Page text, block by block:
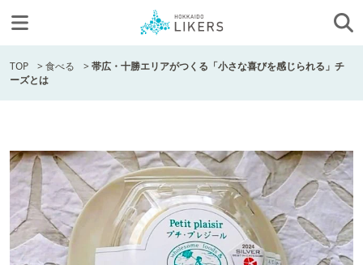
TOP >食べる >帯広・十勝エリアがつくる「小さな喜びを感じられる」チ
ーズとは